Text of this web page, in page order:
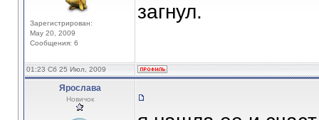
Зарегистрирован:
May 20, 2009
Сообщения: 6
загнул.
01:23 Сб 25 Июл, 2009
Ярослава
Новичок